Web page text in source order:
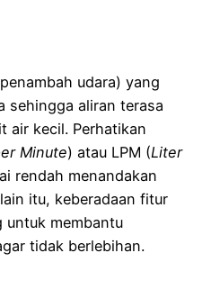
udara) yang
sehingga aliran terasa
air kecil. Perhatikan
Minute) atau LPM (Liter
rendah menandakan
itu, keberadaan fitur
membantu
tidak berlebihan.